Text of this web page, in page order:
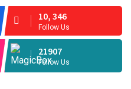
10, 346
Follow Us
21907
Follow Us